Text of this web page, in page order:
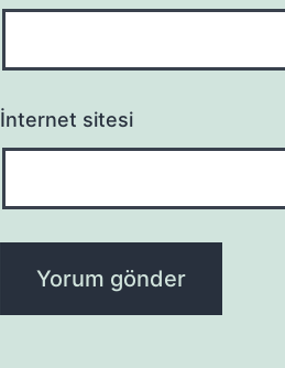
İnternet sitesi